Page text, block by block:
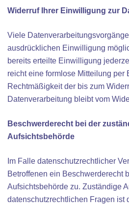
Widerruf Ihrer Einwilligung zur
Viele
ausdrücklichen Einwilligung
bereits erteilte Einwilligung
reicht eine formlose Mitteilung per
Rechtmäßigkeit der bis zum
Datenverarbeitung bleibt vom
Beschwerderecht bei der
Aufsichtsbehörde
Im Falle datenschutzrechtlicher
Betroffenen ein Beschwerderecht
Aufsichtsbehörde zu. Zuständige
datenschutzrechtlichen Fragen ist